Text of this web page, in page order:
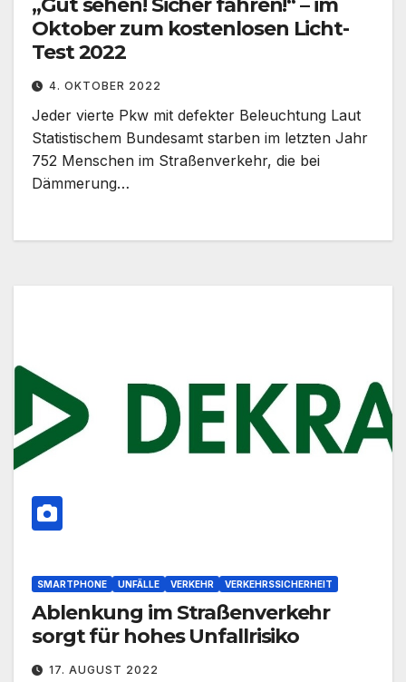
„Gut sehen! Sicher fahren!“ – im
Oktober zum kostenlosen Licht-
Test 2022
4. OKTOBER 2022
Jeder vierte Pkw mit defekter Beleuchtung Laut
Statistischem Bundesamt starben im letzten Jahr
752 Menschen im Straßenverkehr, die bei
Dämmerung…
SMARTPHONE UNFÄLLE VERKEHR VERKEHRSSICHERHEIT
Ablenkung im Straßenverkehr
sorgt für hohes Unfallrisiko
17. AUGUST 2022